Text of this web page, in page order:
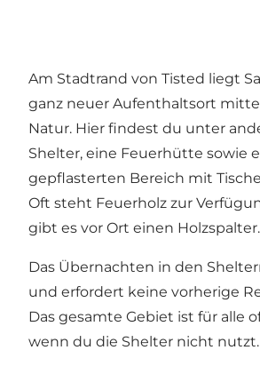
Am Stadtrand von Tisted liegt
ganz neuer Aufenthaltsort
Natur. Hier findest du unter
Shelter, eine Feuerhütte sowie
gepflasterten Bereich mit
Oft steht Feuerholz zur
gibt es vor Ort einen Holzspalter.
Das Übernachten in den
und erfordert keine vorherige
Das gesamte Gebiet ist für alle
wenn du die Shelter nicht nutzt.